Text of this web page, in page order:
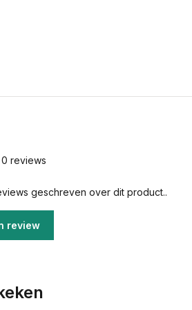
reviews
geschreven over dit product..
review